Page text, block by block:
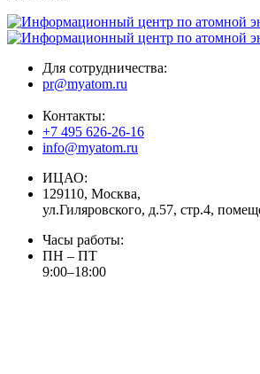
Для сотрудничества:
pr@myatom.ru
Контакты:
+7 495 626-26-16
info@myatom.ru
ИЦАО:
129110, Москва,
ул.Гиляровского, д.57, стр.4,
Часы работы:
ПН – ПТ
9:00–18:00